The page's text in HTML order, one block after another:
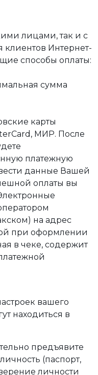
лицами, так и с
Интернет-
способы оплаты:
сумма
карты
МИР. После
платежную
данные Вашей
оплаты вы
на адрес
при оформлении
в чеке, содержит
вашего
находиться в
предъявите
(паспорт,
личности